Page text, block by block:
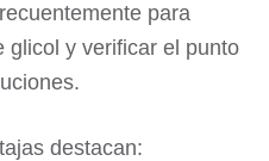
para
glicol y verificar el punto
destacan: